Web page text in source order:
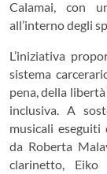
Calamai, con
all’interno degli
L’iniziativa
sistema
pena, della
inclusiva. A
musicali eseguiti
da Roberta
clarinetto, Eiko